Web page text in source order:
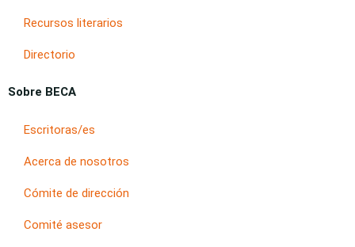
Recursos literarios
Directorio
Sobre BECA
Escritoras/es
Acerca de nosotros
Cómite de dirección
Comité asesor